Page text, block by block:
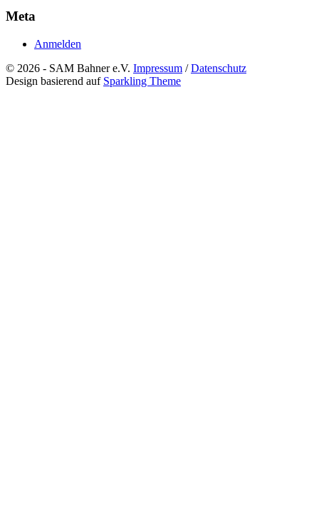
Meta
Anmelden
© 2026 - SAM Bahner e.V. Impressum /Datenschutz
Design basierend auf Sparkling Theme